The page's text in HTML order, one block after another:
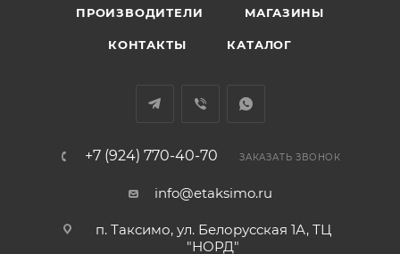
ПРОИЗВОДИТЕЛИ МАГАЗИНЫ
КОНТАКТЫ КАТАЛОГ
+7 (924) 770-40-70 ЗАКАЗАТЬ ЗВОНОК
info@etaksimo.ru
п. Таксимо, ул. Белорусская 1А, ТЦ
"НОРД"